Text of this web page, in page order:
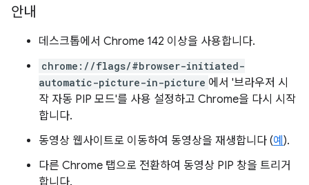
안내
데스크톱에서 Chrome 142 이상을 사용합니다.
chrome://flags/#browser-initiated-
automatic-picture-in-picture 에서 '브라우저 시
작 자동 PIP 모드'를 사용 설정하고 Chrome을 다시 시작
합니다.
동영상 웹사이트로 이동하여 동영상을 재생합니다 (예 ).
다른 Chrome 탭으로 전환하여 동영상 PIP 창을 트리거
합니다.